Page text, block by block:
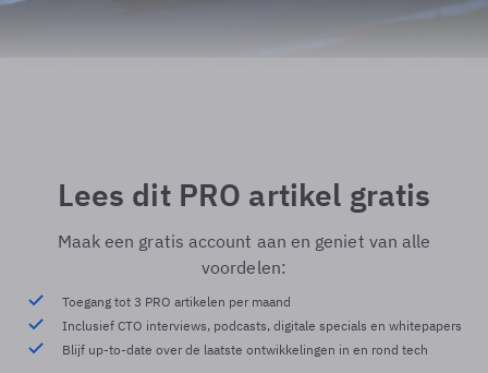
Lees dit PRO artikel gratis
Maak een gratis account aan en geniet van alle
voordelen:
Toegang tot 3 PRO artikelen per maand
Inclusief CTO interviews, podcasts, digitale specials en whitepapers
Blijf up-to-date over de laatste ontwikkelingen in en rond tech